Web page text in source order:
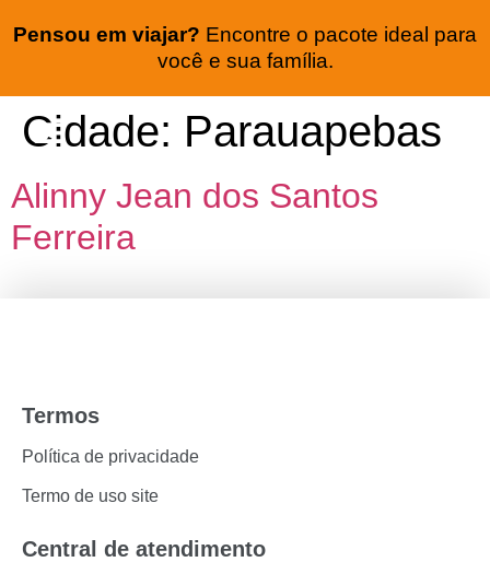
Pensou em viajar? Encontre o pacote ideal para
você e sua família.
Cidade: Parauapebas
Alinny Jean dos Santos
Ferreira
Central de atendimento
Termos
Política de privacidade
Termo de uso site